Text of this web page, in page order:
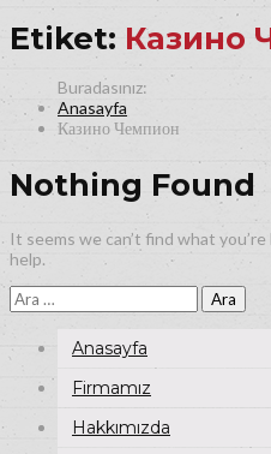
Etiket: Казино
Anasayfa
Казино Чемпион
Nothing Found
It seems we can’t find what
help.
Arama:
Anasayfa
Firmamız
Hakkımızda